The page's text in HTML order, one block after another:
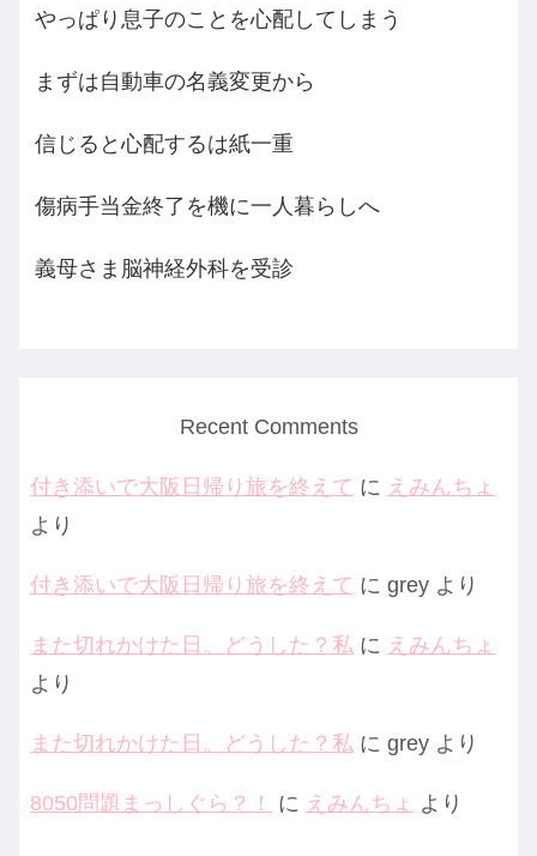
やっぱり息子のことを心配してしまう
まずは自動車の名義変更から
信じると心配するは紙一重
傷病手当金終了を機に一人暮らしへ
義母さま脳神経外科を受診
Recent Comments
付き添いで大阪日帰り旅を終えて に えみんちょ
より
付き添いで大阪日帰り旅を終えて に grey より
また切れかけた日。どうした？私 に えみんちょ
より
また切れかけた日。どうした？私 に grey より
8050問題まっしぐら？！ に えみんちょ より